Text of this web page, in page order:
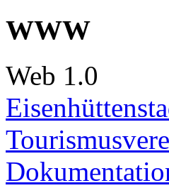
WWW
Web 1.0